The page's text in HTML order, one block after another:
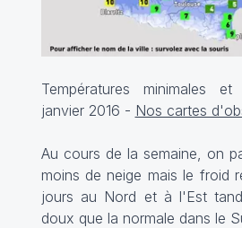
Températures minimales
janvier 2016 - Nos cartes
Au cours de la semaine, on
moins de neige mais le froid
jours au Nord et à l'Est
doux que la normale dans le